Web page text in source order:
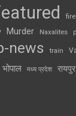
fire
Murder Naxalites
news train
भोपाल मध्य प्रदेश रायपुर